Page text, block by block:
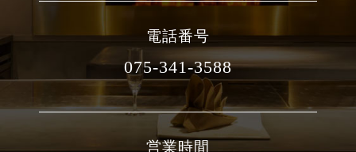
電話番号
075-341-3588
営業時間